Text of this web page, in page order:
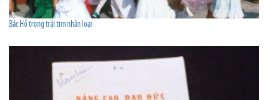
Bác Hồ trong trái tim nhân loại